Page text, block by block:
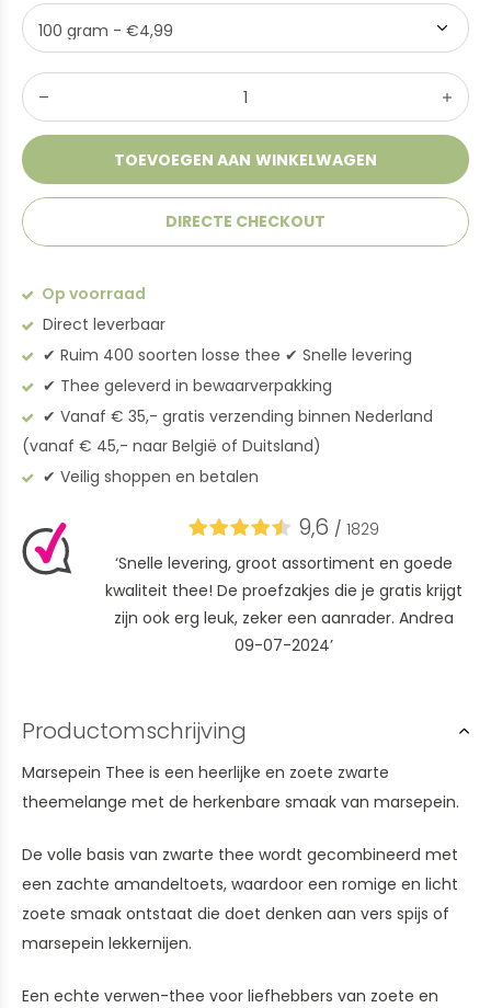
TOEVOEGEN AAN WINKELWAGEN
DIRECTE CHECKOUT
Op voorraad
Direct leverbaar
✔︎ Ruim 400 soorten losse thee ✔︎ Snelle levering
✔︎ Thee geleverd in bewaarverpakking
✔︎ Vanaf € 35,- gratis verzending binnen Nederland
(vanaf € 45,- naar België of Duitsland)
✔︎ Veilig shoppen en betalen
9,6 / 1829
‘Snelle levering, groot assortiment en goede
kwaliteit thee! De proefzakjes die je gratis krijgt
zijn ook erg leuk, zeker een aanrader. Andrea
09-07-2024’
Productomschrijving
Marsepein Thee is een heerlijke en zoete zwarte
theemelange met de herkenbare smaak van marsepein.
De volle basis van zwarte thee wordt gecombineerd met
een zachte amandeltoets, waardoor een romige en licht
zoete smaak ontstaat die doet denken aan vers spijs of
marsepein lekkernijen.
Een echte verwen-thee voor liefhebbers van zoete en